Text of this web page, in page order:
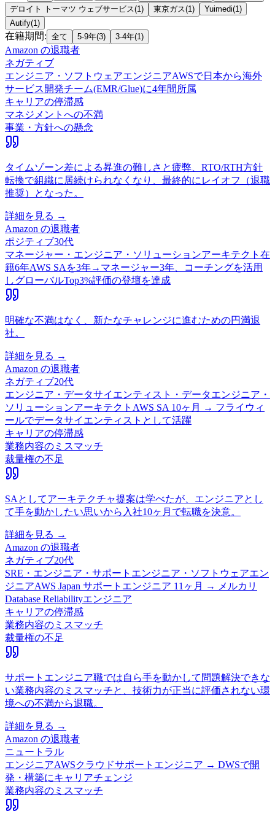
デロイト トーマツ ウェブサービス(1 ) 東京ガス(1 ) Yuimedi(1 )
Autify(1 )
在籍期間: 全て 5-9年(3) 3-4年(1 )
Amazon の退職者
ネガティブ
エンジニア・ソフトウェアエンジニアAWSで日本から海外
サービス開発チーム(EMR/Glue)に4年間所属
キャリアの停滞感
マネジメントへの不満
事業・方針への懸念
タイムゾーン差による昇進の難しさと疲弊、RTO/RTH方針
転換で組織に居続けられなくなり、最終的にレイオフ（退職
推奨）となった。
詳細を見る →
Amazon の退職者
ポジティブ30代
マネージャー・エンジニア・ソリューションアーキテクト 在
籍6年AWS SAを3年→マネージャー3年、コーチングを活用
しグローバルTop3%評価の登壇を達成
明確な不満はなく、新たなチャレンジに進むための円満退
社。
詳細を見る →
Amazon の退職者
ネガティブ20代
エンジニア・データサイエンティスト・データエンジニア・
ソリューションアーキテクト AWS SA 10ヶ月 → フライウィ
ールでデータサイエンティストとして活躍
キャリアの停滞感
業務内容のミスマッチ
裁量権の不足
SAとしてアーキテクチャ提案は学べたが、エンジニアとし
て手を動かしたい思いから入社10ヶ月で転職を決意。
詳細を見る →
Amazon の退職者
ネガティブ20代
SRE・エンジニア・サポートエンジニア・ソフトウェアエン
ジニアAWS Japan サポートエンジニア 11ヶ月 → メルカリ
Database Reliabilityエンジニア
キャリアの停滞感
業務内容のミスマッチ
裁量権の不足
サポートエンジニア職では自ら手を動かして問題解決できな
い業務内容のミスマッチと、技術力が正当に評価されない環
境への不満から退職。
詳細を見る →
Amazon の退職者
ニュートラル
エンジニアAWSクラウドサポートエンジニア → DWSで開
発・構築にキャリアチェンジ
業務内容のミスマッチ